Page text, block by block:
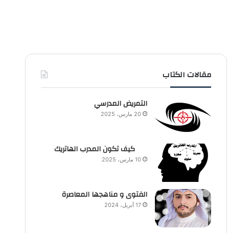
مقالات الكتاب
التمريض المدرسي
20 مارس، 2025
كيف تكون المدرب الهاتريك
10 مارس، 2025
الفتوى و مناهجها المعاصرة
17 أبريل، 2024